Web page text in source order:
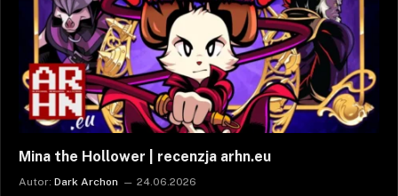
Mina the Hollower | recenzja arhn.eu
Autor: Dark Archon 24.06.2026